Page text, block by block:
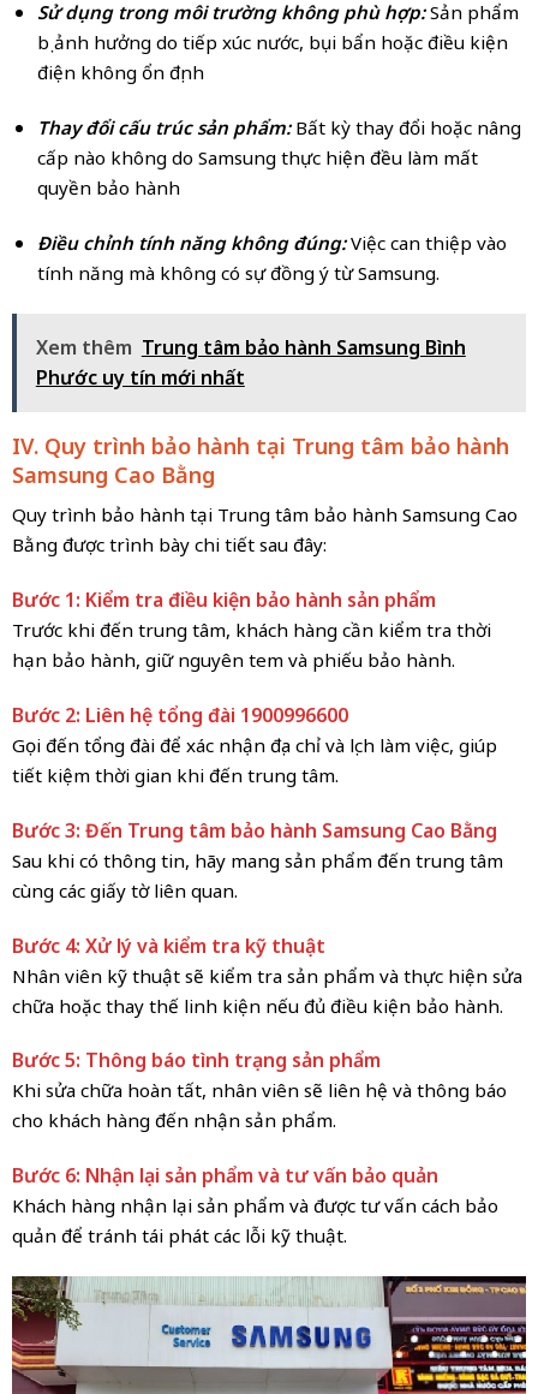
Sử dụng trong môi trường không phù hợp:Sản phẩm
bị ảnh hưởng do tiếp xúc nước, bụi bẩn hoặc điều kiện
điện không ổn định
Thay đổi cấu trúc sản phẩm:Bất kỳ thay đổi hoặc nâng
cấp nào không do Samsung thực hiện đều làm mất
quyền bảo hành
Điều chỉnh tính năng không đúng:Việc can thiệp vào
tính năng mà không có sự đồng ý từ Samsung.
Xem thêm Trung tâm bảo hành Samsung Bình
Phước uy tín mới nhất
IV. Quy trình bảo hành tại Trung tâm bảo hành
Samsung Cao Bằng
Quy trình bảo hành tại Trung tâm bảo hành Samsung Cao
Bằng được trình bày chi tiết sau đây:
Bước 1: Kiểm tra điều kiện bảo hành sản phẩm
Trước khi đến trung tâm, khách hàng cần kiểm tra thời
hạn bảo hành, giữ nguyên tem và phiếu bảo hành.
Bước 2: Liên hệ tổng đài 1900996600
Gọi đến tổng đài để xác nhận địa chỉ và lịch làm việc, giúp
tiết kiệm thời gian khi đến trung tâm.
Bước 3: Đến Trung tâm bảo hành Samsung Cao Bằng
Sau khi có thông tin, hãy mang sản phẩm đến trung tâm
cùng các giấy tờ liên quan.
Bước 4: Xử lý và kiểm tra kỹ thuật
Nhân viên kỹ thuật sẽ kiểm tra sản phẩm và thực hiện sửa
chữa hoặc thay thế linh kiện nếu đủ điều kiện bảo hành.
Bước 5: Thông báo tình trạng sản phẩm
Khi sửa chữa hoàn tất, nhân viên sẽ liên hệ và thông báo
cho khách hàng đến nhận sản phẩm.
Bước 6: Nhận lại sản phẩm và tư vấn bảo quản
Khách hàng nhận lại sản phẩm và được tư vấn cách bảo
quản để tránh tái phát các lỗi kỹ thuật.